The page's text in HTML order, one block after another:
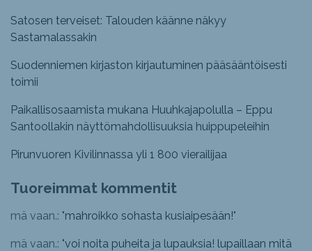
Satosen terveiset: Talouden käänne näkyy
Sastamalassakin
Suodenniemen kirjaston kirjautuminen pääsääntöisesti
toimii
Paikallisosaamista mukana Huuhkajapolulla – Eppu
Santoollakin näyttömahdollisuuksia huippupeleihin
Pirunvuoren Kivilinnassa yli 1 800 vierailijaa
Tuoreimmat kommentit
mä vaan.: "mahroikko sohasta kusiaipesään!"
mä vaan.: "voi noita puheita ja lupauksia! lupaillaan mitä